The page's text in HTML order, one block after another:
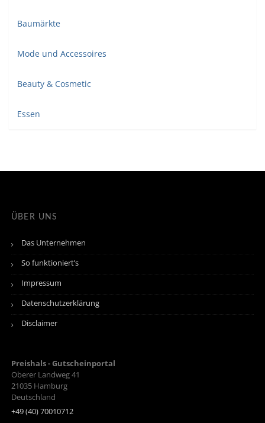
Baumärkte
Mode und Accessoires
Beauty & Cosmetic
Essen
ÜBER UNS
Das Unternehmen
So funktioniert’s
Impressum
Datenschutzerklärung
Disclaimer
Preishals - Gutscheinportal
Oberer Landweg 41
21035 Hamburg
Deutschland
+49 (40) 70010712